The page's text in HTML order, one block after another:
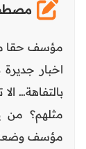
مؤسف حقا
اخبار
بالتفاهة…
مثلهم؟ من
مؤسف